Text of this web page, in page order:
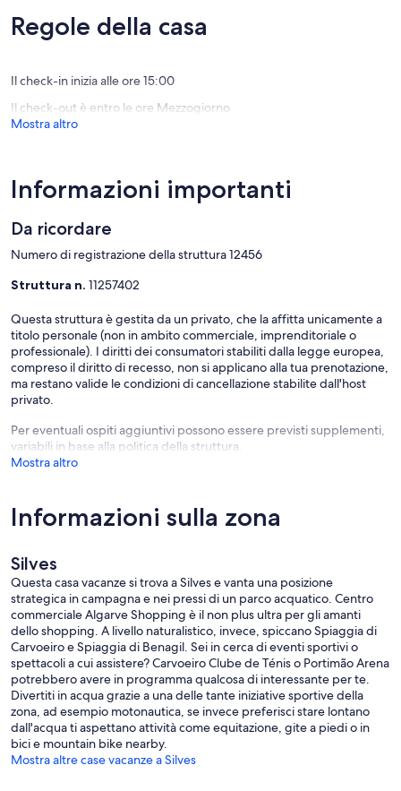
recensioni)
Regole della casa
Il check-in inizia alle ore 15:00
Il check-out è entro le ore Mezzogiorno
Mostra altro
Informazioni importanti
Da ricordare
Numero di registrazione della struttura 12456
Struttura n. 11257402
Questa struttura è gestita da un privato, che la affitta unicamente a
titolo personale (non in ambito commerciale, imprenditoriale o
professionale). I diritti dei consumatori stabiliti dalla legge europea,
compreso il diritto di recesso, non si applicano alla tua prenotazione,
ma restano valide le condizioni di cancellazione stabilite dall'host
privato.
Per eventuali ospiti aggiuntivi possono essere previsti supplementi,
variabili in base alla politica della struttura.
Mostra altro
Informazioni sulla zona
Silves
Questa casa vacanze si trova a Silves e vanta una posizione
strategica in campagna e nei pressi di un parco acquatico. Centro
commerciale Algarve Shopping è il non plus ultra per gli amanti
dello shopping. A livello naturalistico, invece, spiccano Spiaggia di
Carvoeiro e Spiaggia di Benagil. Sei in cerca di eventi sportivi o
spettacoli a cui assistere? Carvoeiro Clube de Ténis o Portimão Arena
potrebbero avere in programma qualcosa di interessante per te.
Divertiti in acqua grazie a una delle tante iniziative sportive della
zona, ad esempio motonautica, se invece preferisci stare lontano
dall'acqua ti aspettano attività come equitazione, gite a piedi o in
bici e mountain bike nearby.
Mostra altre case vacanze a Silves